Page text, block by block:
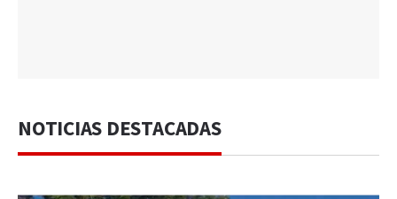
NOTICIAS DESTACADAS